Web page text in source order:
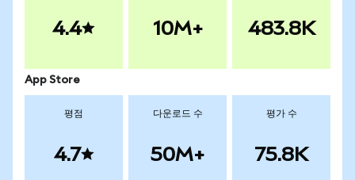
4.4 10M+ 483.8K
App Store
평점
4.7
다운로드 수
50M+
평가 수
75.8K